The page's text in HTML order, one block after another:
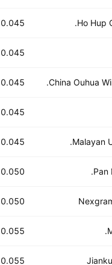
Ho Hup
0.045
0.045
China Ouhua
0.045
0.045
Malayan
0.045
Pan
0.050
0.050
0.055
0.055